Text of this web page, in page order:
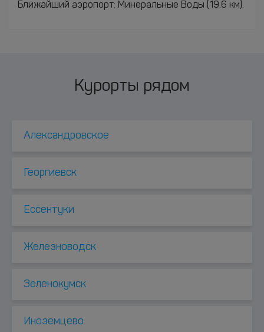
Ближайший аэропорт: Минеральные Воды (19.6 км).
Курорты рядом
Александровское
Георгиевск
Ессентуки
Железноводск
Зеленокумск
Иноземцево